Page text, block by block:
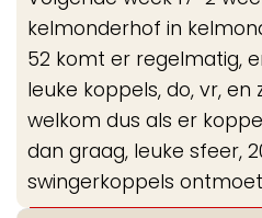
kelmonderhof in
52 komt er regelmatig,
leuke koppels, do, vr, en
welkom dus als er
dan graag, leuke sfeer,
swingerkoppels